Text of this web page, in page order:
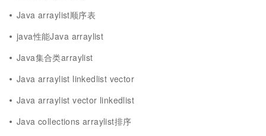
Java arraylist顺序表
java性能Java arraylist
Java集合类arraylist
Java arraylist linkedlist vector
Java arraylist vector linkedlist
Java collections arraylist排序